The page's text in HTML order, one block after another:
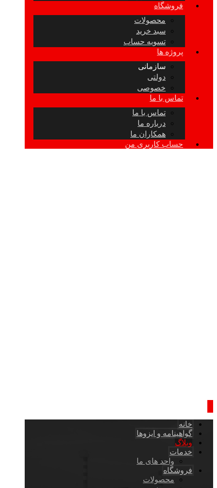
فروشگاه
محصولات
سبد خرید
تسویه حساب
پروژه ها
سازمانی
دولتی
خصوصی
تماس با ما
تماس با ما
درباره ما
همکاران ما
حساب کاربری من
خانه
گواهینامه و ایزوها
وبلاگ
خدمات
واحد های ما
فروشگاه
محصولات